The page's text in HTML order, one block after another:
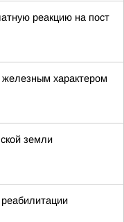
реакцию на пост
характером
земли